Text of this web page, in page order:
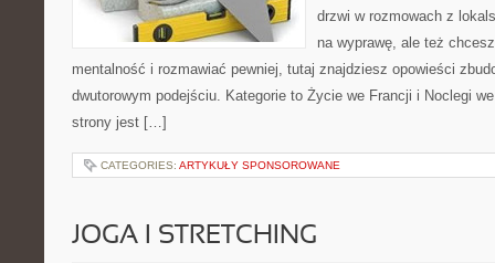
drzwi w rozmowach z
na wyprawę, ale też
mentalność i rozmawiać pewniej, tutaj znajdziesz opowieści
dwutorowym podejściu. Kategorie to Życie we Francji i Noclegi
strony jest […]
CATEGORIES: ARTYKUŁY SPONSOROWANE
JOGA I STRETCHING